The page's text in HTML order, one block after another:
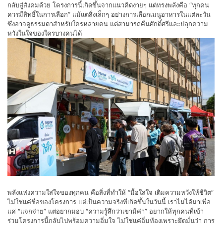
กลับสู่สังคมด้วย โครงการนี้เกิดขึ้นจากแนวคิดง่ายๆ แต่ทรงพลังคือ “ทุกคน
ควรมีสิทธิ์ในการเลือก” แม้แต่สิ่งเล็กๆ อย่างการเลือกเมนูอาหารในแต่ละวัน
ซึ่งอาจดูธรรมดาสำหรับใครหลายคน แต่สามารถคืนศักดิ์ศรีและปลุกความ
หวังในใจของใครบางคนได้
พลังแห่งความใส่ใจของทุกคน คือสิ่งที่ทำให้ “มื้อใส่ใจ เติมความหวังให้ชีวิต”
ไม่ใช่แค่ชื่อของโครงการ แต่เป็นความจริงที่เกิดขึ้นในวันนี้ เราไม่ได้มาเพื่อ
แค่ “แจกจ่าย” แต่อยากมอบ “ความรู้สึกว่าเขามีค่า” อยากให้ทุกคนที่เข้า
ร่วมโครงการนี้กลับไปพร้อมความอิ่มใจ ไม่ใช่แค่อิ่มท้องเพราะยึดมั่นว่า การ